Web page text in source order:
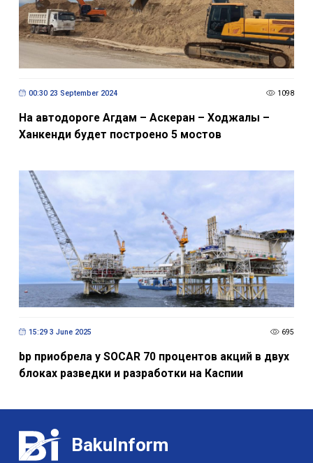
00:30 23 September 2024 1098
На автодороге Агдам – Аскеран – Ходжалы –
Ханкенди будет построено 5 мостов
15:29 3 June 2025 695
bp приобрела у SOCAR 70 процентов акций в двух
блоках разведки и разработки на Каспии
BakuInform